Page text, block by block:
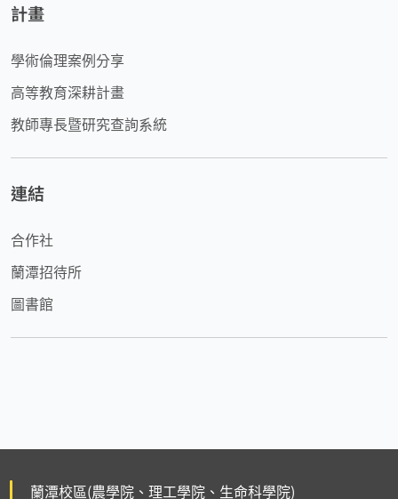
計畫
學術倫理案例分享
高等教育深耕計畫
教師專長暨研究查詢系統
連結
合作社
蘭潭招待所
圖書館
蘭潭校區(農學院、理工學院、生命科學院)